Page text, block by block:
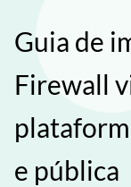
Guia de
Firewall
e pública